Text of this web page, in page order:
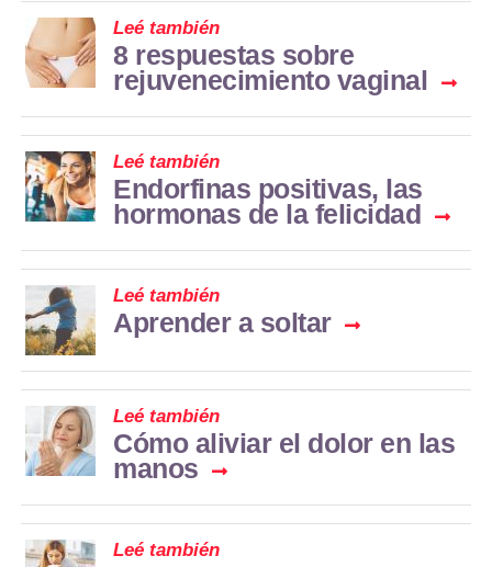
Leé también
8 respuestas sobre
rejuvenecimiento vaginal
Leé también
Endorfinas positivas, las
hormonas de la felicidad
Leé también
Aprender a soltar
Leé también
Cómo aliviar el dolor en las
manos
Leé también